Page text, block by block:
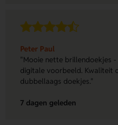
Peter Paul
"Mooie nette brillendoekjes
digitale voorbeeld. Kwaliteit
dubbellaags doekjes."
7 dagen geleden